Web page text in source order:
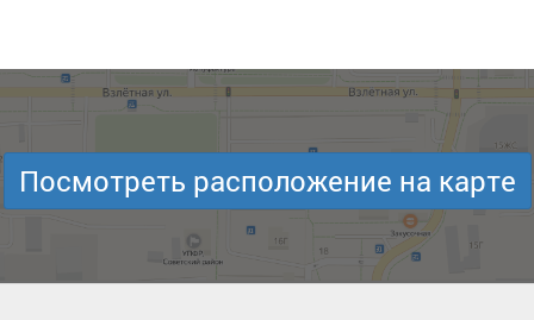
Посмотреть расположение на карте